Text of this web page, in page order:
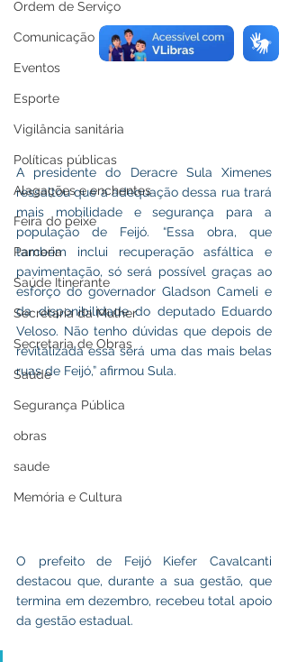
Ordem de Serviço
Comunicação
Eventos
Esporte
Vigilância sanitária
Políticas públicas
Alagações e enchentes
Feira do peixe
Parceria
Saúde Itinerante
Secretaria da Mulher
Secretaria de Obras
Saúde
Segurança Pública
obras
saude
Memória e Cultura
A presidente do Deracre Sula Ximenes
ressaltou que a adequação dessa rua trará
mais mobilidade e segurança para a
população de Feijó. “Essa obra, que
também inclui recuperação asfáltica e
pavimentação, só será possível graças ao
esforço do governador Gladson Cameli e
da disponibilidade do deputado Eduardo
Veloso. Não tenho dúvidas que depois de
revitalizada essa será uma das mais belas
ruas de Feijó,” afirmou Sula.
O prefeito de Feijó Kiefer Cavalcanti
destacou que, durante a sua gestão, que
termina em dezembro, recebeu total apoio
da gestão estadual.